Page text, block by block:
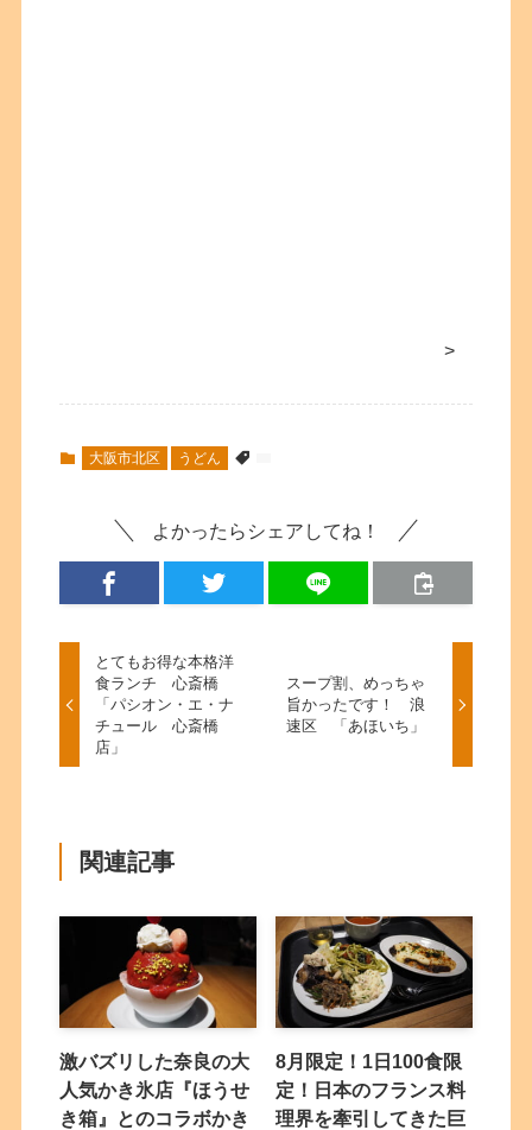
>
大阪市北区 うどん
よかったらシェアしてね！
とてもお得な本格洋
食ランチ 心斎橋
「パシオン・エ・ナ
チュール 心斎橋
店」
スープ割、めっちゃ
旨かったです！ 浪
速区 「あほいち」
関連記事
激バズリした奈良の大
人気かき氷店『ほうせ
き箱』とのコラボかき
8月限定！1日100食限
定！日本のフランス料
理界を牽引してきた巨